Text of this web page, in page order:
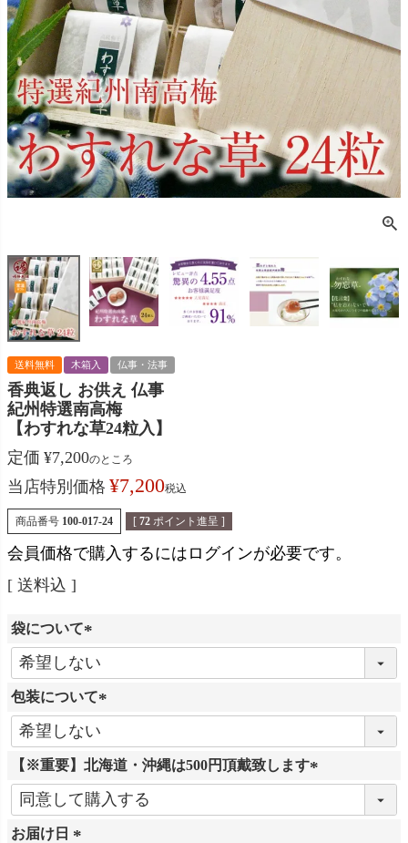
送料無料 木箱入 仏事・法事
香典返し お供え 仏事
紀州特選南高梅
【わすれな草24粒入】
定価 ¥7,200のところ
当店特別価格 ¥7,200税込
商品番号 100-017-24 [ 72 ポイント進呈 ]
会員価格で購入するにはログインが必要です。
送料込
袋について
(
必
須
)
包装について
必
須
)
【※重要】北海道・沖縄は500円頂戴致します
必
お届け日